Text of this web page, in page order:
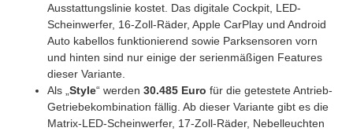
Ausstattungslinie kostet. Das digitale Cockpit, LED-
Scheinwerfer, 16-Zoll-Räder, Apple CarPlay und Android
Auto kabellos funktionierend sowie Parksensoren vorn
und hinten sind nur einige der serienmäßigen Features
dieser Variante.
Als „ Style“ werden 30.485 Euro für die getestete Antrieb-
Getriebekombination fällig. Ab dieser Variante gibt es die
Matrix-LED-Scheinwerfer, 17-Zoll-Räder, Nebelleuchten